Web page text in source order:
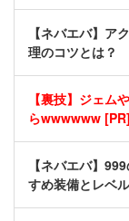
【ネバエバ】ア
理のコツとは？
【裏技】ジェム
らwwwwww [PR]
【ネバエバ】
すめ装備とレベ